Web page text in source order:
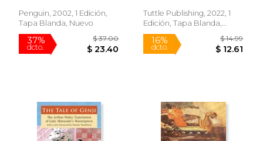
Penguin, 2002, 1 Edición,
Tapa Blanda, Nuevo
Rápido
Tuttle Publishing, 2022, 1
Edición, Tapa Blanda,
Nuevo